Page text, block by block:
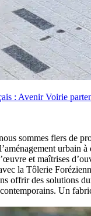
: Avenir Voirie
sommes fiers de
urbain à
et maîtrises
la Tôlerie
offrir des solutions
Un